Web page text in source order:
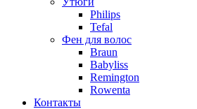
Philips
Tefal
Фен для волос
Braun
Babyliss
Remington
Rowenta
Контакты